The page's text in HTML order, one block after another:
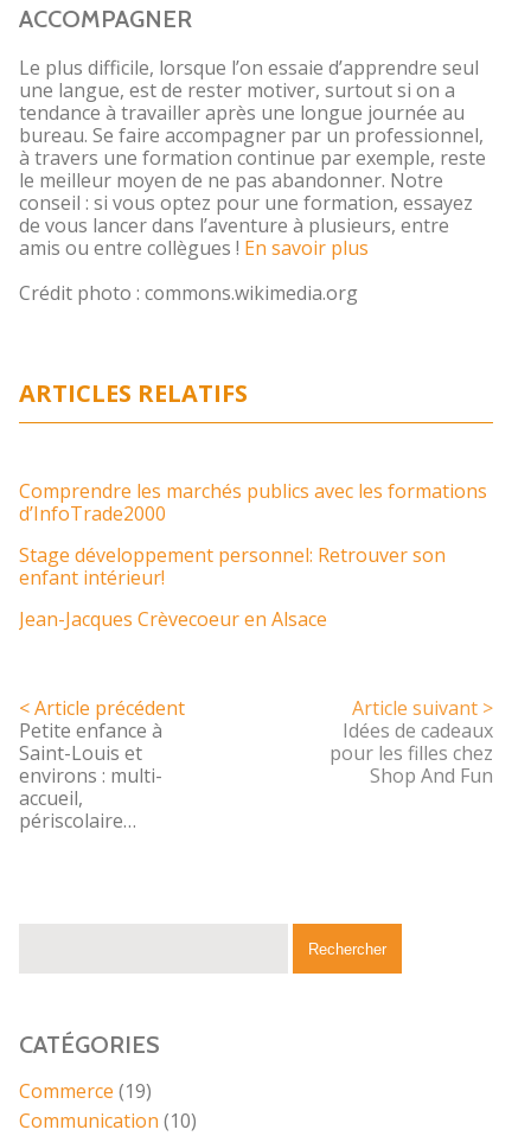
ACCOMPAGNER
Le plus difficile, lorsque l’on essaie d’apprendre seul
une langue, est de rester motiver, surtout si on a
tendance à travailler après une longue journée au
bureau. Se faire accompagner par un professionnel,
à travers une formation continue par exemple, reste
le meilleur moyen de ne pas abandonner. Notre
conseil : si vous optez pour une formation, essayez
de vous lancer dans l’aventure à plusieurs, entre
amis ou entre collègues ! En savoir plus
Crédit photo : commons.wikimedia.org
ARTICLES RELATIFS
Comprendre les marchés publics avec les formations
d’InfoTrade2000
Stage développement personnel: Retrouver son
enfant intérieur!
Jean-Jacques Crèvecoeur en Alsace
< Article précédent
Petite enfance à
Saint-Louis et
environs : multi-
accueil,
périscolaire…
Article suivant >
Idées de cadeaux
pour les filles chez
Shop And Fun
CATÉGORIES
Commerce (19)
Communication (10)